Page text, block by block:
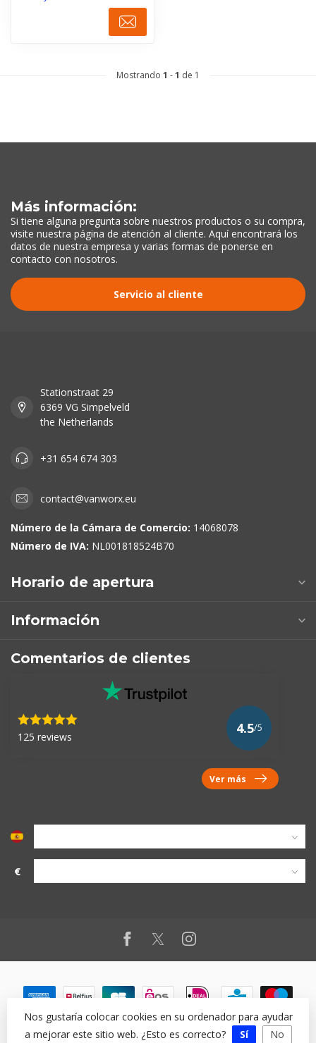
Mostrando 1 -1 de 1
Más información:
Si tiene alguna pregunta sobre nuestros productos o su compra,
visite nuestra página de atención al cliente. Aquí encontrará los
datos de nuestra empresa y varias formas de ponerse en
contacto con nosotros.
Servicio al cliente
Stationstraat 29
6369 VG Simpelveld
the Netherlands
+31 654 674 303
contact@vanworx.eu
Número de la Cámara de Comercio: 14068078
Número de IVA: NL001818524B70
Horario de apertura
Información
Comentarios de clientes
125 reviews
4.5/5
Ver más
€
Nos gustaría colocar cookies en su ordenador para ayudar
a mejorar este sitio web. ¿Esto es correcto?
Sí No